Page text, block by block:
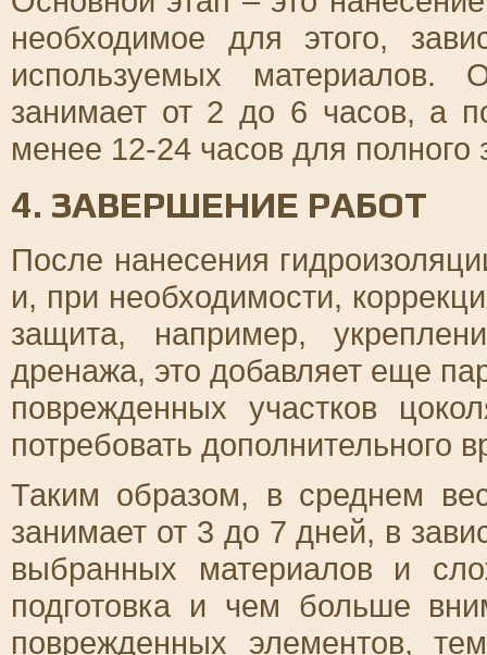
необходимое для этого,
используемых материалов.
занимает от 2 до 6 часов, а
менее 12-24 часов для полного
4. ЗАВЕРШЕНИЕ РАБОТ
После нанесения
и, при необходимости,
защита, например,
дренажа, это добавляет еще
поврежденных участков
потребовать дополнительного
Таким образом, в среднем
занимает от 3 до 7 дней, в
выбранных материалов и
подготовка и чем больше
поврежденных элементов,